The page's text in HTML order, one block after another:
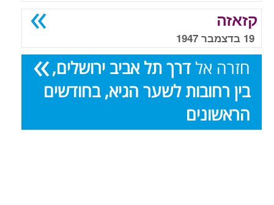
קזאזה
19 בדצמבר 1947
חזרה אלדרך תל אביב ירושלים,
בין רחובות לשער הגיא, בחודשים
הראשונים